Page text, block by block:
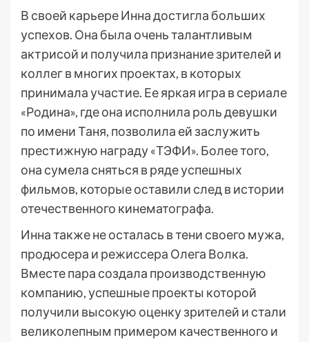
В своей карьере Инна достигла больших
успехов. Она была очень талантливым
актрисой и получила признание зрителей и
коллег в многих проектах, в которых
принимала участие. Ее яркая игра в сериале
«Родина», где она исполнила роль девушки
по имени Таня, позволила ей заслужить
престижную награду «ТЭФИ». Более того,
она сумела сняться в ряде успешных
фильмов, которые оставили след в истории
отечественного кинематографа.
Инна также не осталась в тени своего мужа,
продюсера и режиссера Олега Волка.
Вместе пара создала производственную
компанию, успешные проекты которой
получили высокую оценку зрителей и стали
великолепным примером качественного и